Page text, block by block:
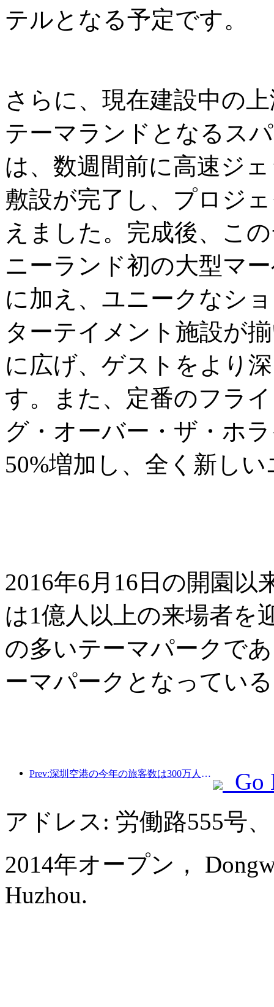
テルとなる予定です。
さらに、現在建設中の
テーマランドとなるス
は、数週間前に高速ジ
敷設が完了し、プロジ
えました。完成後、こ
ニーランド初の大型マ
に加え、ユニークなシ
ターテイメント施設が
に広げ、ゲストをより
す。また、定番のフラ
グ・オーバー・ザ・ホ
50%増加し、全く新し
2016年6月16日の開園
は1億人以上の来場者を
の多いテーマパークで
ーマパークとなってい
Prev:深圳空港の今年の旅客数は300万人を超え、同期間の新記録を樹立した。
Go
アドレス: 労働路555号、
2014年オープン，
Huzhou.